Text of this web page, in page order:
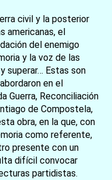
civil y la posterior
americanas, el
del enemigo
y la voz de las
superar… Estas son
en el
Guerra, Reconciliación
de Compostela,
obra, en la que, con
como referente,
presente con un
difícil convocar
partidistas.